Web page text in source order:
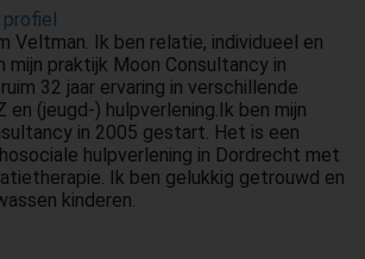
Veltman. Ik ben relatie, individueel en
mijn praktijk Moon Consultancy in
32 jaar ervaring in verschillende
en (jeugd-) hulpverlening.Ik ben mijn
in 2005 gestart. Het is een
hulpverlening in Dordrecht met
Ik ben gelukkig getrouwd en
kinderen.